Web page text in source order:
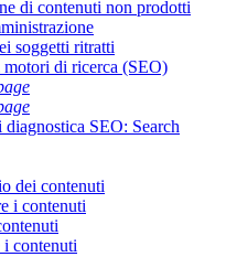
di contenuti non prodotti
soggetti ritratti
di ricerca (SEO)
SEO: Search
dei contenuti
i contenuti
contenuti